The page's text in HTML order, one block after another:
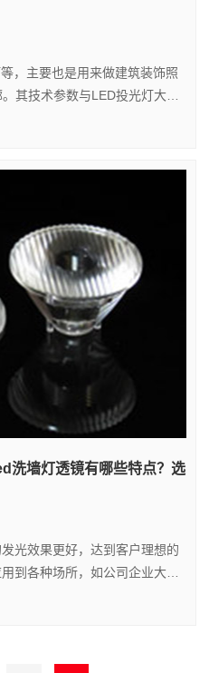
，主要也是用来做建筑装饰照
其技术参数与LED投光灯大体
洗墙灯透镜有哪些特点？选
光效果更好，达到客户理想的
到各种场所，如公司企业大楼